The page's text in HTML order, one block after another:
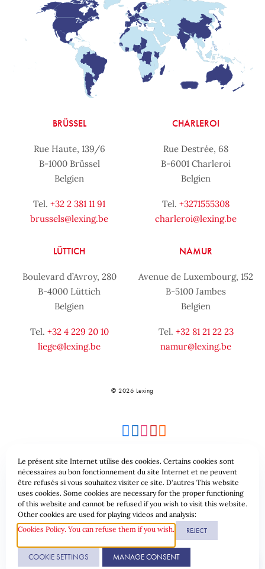
BRÜSSEL
Rue Haute, 139/6
B-1000 Brüssel
Belgien
Tel. +32 2 381 11 91
brussels@lexing.be
CHARLEROI
Rue Destrée, 68
B-6001 Charleroi
Belgien
Tel. +3271555308
charleroi@lexing.be
LÜTTICH
Boulevard d’Avroy, 280
B-4000 Lüttich
Belgien
Tel. +32 4 229 20 10
liege@lexing.be
NAMUR
Avenue de Luxembourg, 152
B-5100 Jambes
Belgien
Tel. +32 81 21 22 23
namur@lexing.be
© 2026 Lexing
Seitenübersicht Allgemeine geschäftsbedingungen
Datenschutzrichtlinie & Cookies
Website erstellt durch
Le présent site Internet utilise des cookies. Certains cookies sont
nécessaires au bon fonctionnement du site Internet et ne peuvent
être refusés si vous souhaitez visiter ce site. D'autres This website
uses cookies. Some cookies are necessary for the proper functioning
of this website and cannot be refused if you wish to visit this website.
Other cookies are used for playing videos and analysis:
Cookies Policy. You can refuse them if you wish.
REJECT
COOKIE SETTINGS MANAGE CONSENT